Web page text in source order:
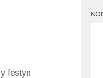
festyn